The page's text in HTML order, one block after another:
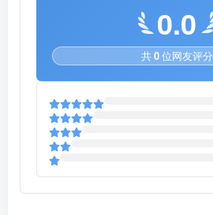
0.0
共0位网友评分